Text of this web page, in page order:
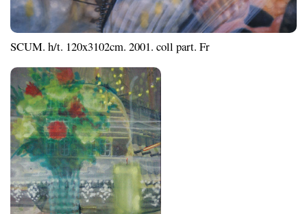
SCUM. h/t. 120x3102cm. 2001. coll part. Fr